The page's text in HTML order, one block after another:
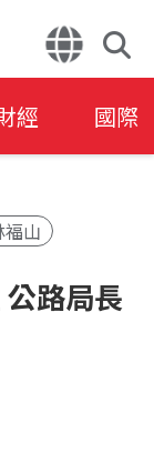
經 國際
福山
路局長